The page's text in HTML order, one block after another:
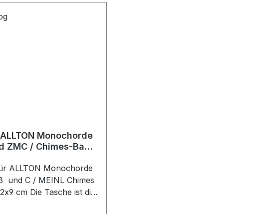
Monochorde
ZMC / Chimes-Bag
ALLTON Monochorde
und C / MEINL Chimes
cm Die Tasche ist die